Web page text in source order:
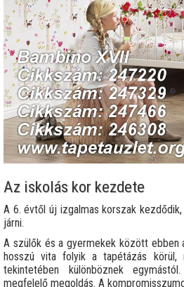
Az iskolás kor kezdete
A 6. évtől új izgalmas korszak
járni.
A szülők és a gyermekek között ebben
hosszú vita folyik a tapétázás
tekintetében különböznek
megfelelő megoldás. A